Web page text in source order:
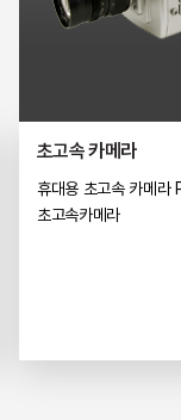
초고속 카메라
휴대용 초고속 카메라
초고속카메라